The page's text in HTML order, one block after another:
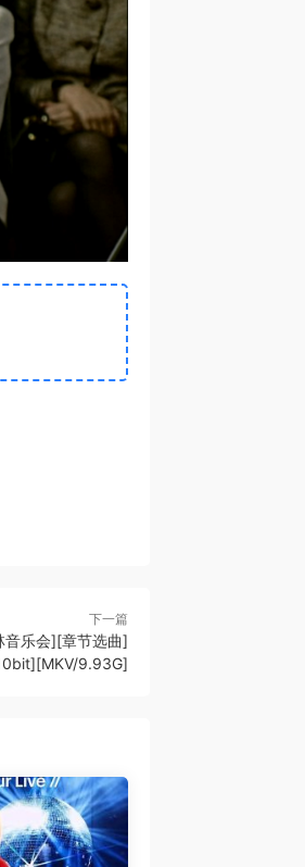
下一篇
乐会][章节选曲]
9.93G]